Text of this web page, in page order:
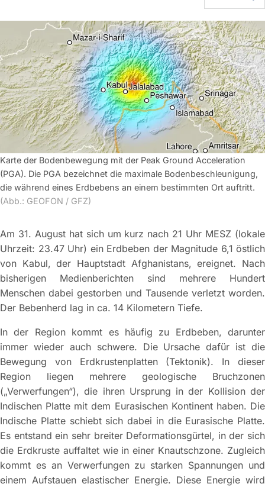
Karte der Bodenbewegung mit der Peak Ground Acceleration
(PGA). Die PGA bezeichnet die maximale Bodenbeschleunigung,
die während eines Erdbebens an einem bestimmten Ort auftritt.
(Abb.: GEOFON / GFZ)
Am 31. August hat sich um kurz nach 21 Uhr MESZ (lokale
Uhrzeit: 23.47 Uhr) ein Erdbeben der Magnitude 6,1 östlich
von Kabul, der Hauptstadt Afghanistans, ereignet. Nach
bisherigen Medienberichten sind mehrere Hundert
Menschen dabei gestorben und Tausende verletzt worden.
Der Bebenherd lag in ca. 14 Kilometern Tiefe.
In der Region kommt es häufig zu Erdbeben, darunter
immer wieder auch schwere. Die Ursache dafür ist die
Bewegung von Erdkrustenplatten (Tektonik). In dieser
Region liegen mehrere geologische Bruchzonen
(„Verwerfungen“), die ihren Ursprung in der Kollision der
Indischen Platte mit dem Eurasischen Kontinent haben. Die
Indische Platte schiebt sich dabei in die Eurasische Platte.
Es entstand ein sehr breiter Deformationsgürtel, in der sich
die Erdkruste auffaltet wie in einer Knautschzone. Zugleich
kommt es an Verwerfungen zu starken Spannungen und
einem Aufstauen elastischer Energie. Diese Energie wird